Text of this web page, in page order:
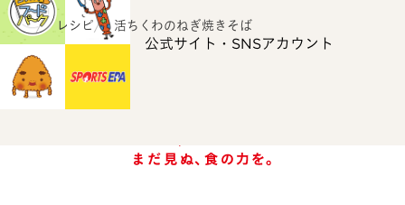
公式サイト・SNSアカウント
ホーム レシピ 活ちくわのねぎ焼きそば